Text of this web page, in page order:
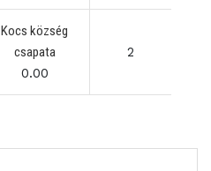
Kocs község
csapata
0.00
2